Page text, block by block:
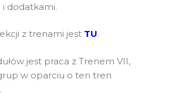
dodatkami.
z trenami jest TU.
jest praca z Trenem VII,
w oparciu o ten tren
.